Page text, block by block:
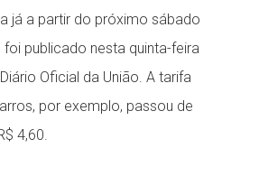
já a partir do próximo sábado
foi publicado nesta quinta-feira
Oficial da União. A tarifa
por exemplo, passou de
4,60.